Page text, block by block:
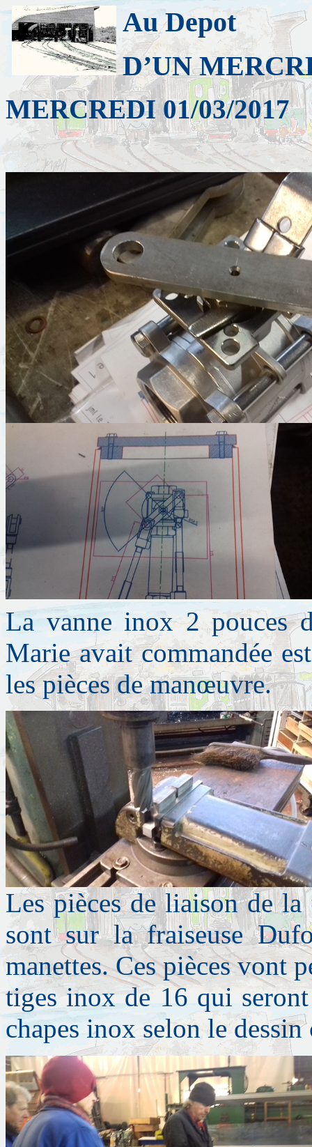
Au Depot
D’UN
MERCREDI 01/03/2017
La vanne inox 2 pouces
Marie avait commandée
les pièces de manœuvre.
Les pièces de liaison de
sont sur la fraiseuse
manettes. Ces pièces vont
tiges inox de 16 qui
chapes inox selon le dessin